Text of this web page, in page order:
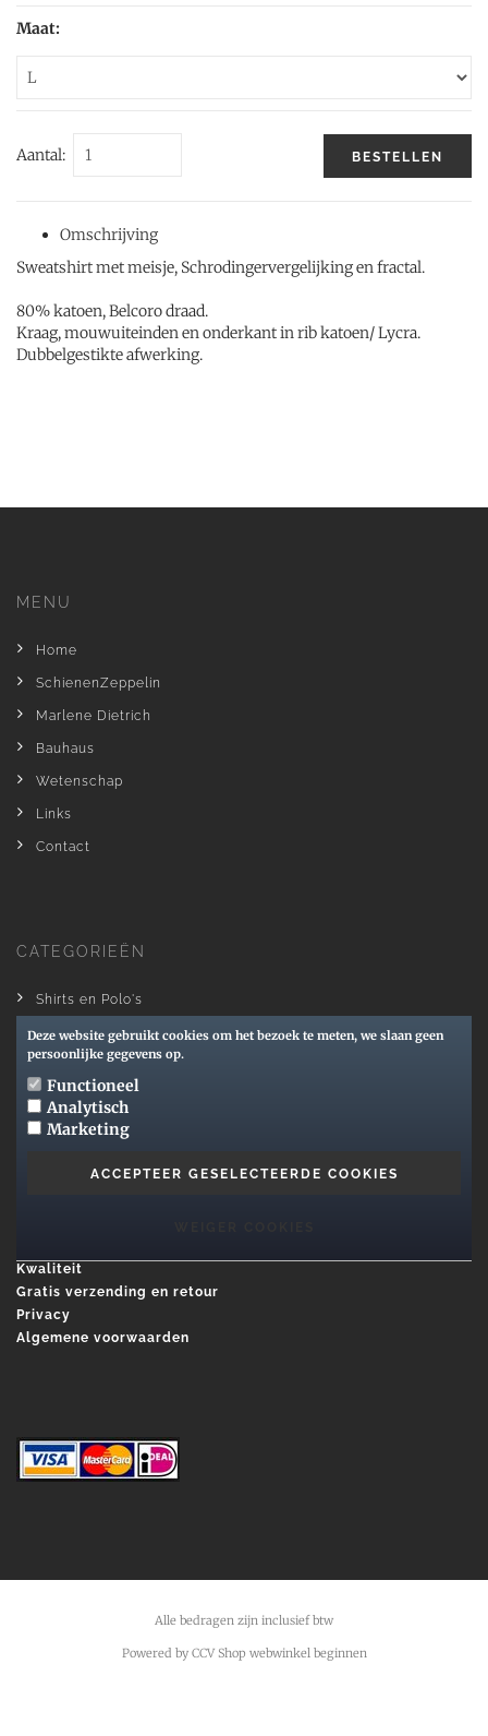
Maat:
Aantal: BESTELLEN
Omschrijving
Sweatshirt met meisje, Schrodingervergelijking en fractal.
80% katoen, Belcoro draad.
Kraag, mouwuiteinden en onderkant in rib katoen/ Lycra.
Dubbelgestikte afwerking.
MENU
Home
SchienenZeppelin
Marlene Dietrich
Bauhaus
Wetenschap
Links
Contact
CATEGORIEËN
Shirts en Polo's
Sweaters and Hoodies
Accessoires
Sale
Kwaliteit
Gratis verzending en retour
Privacy
Algemene voorwaarden
Alle bedragen zijn inclusief btw
Powered by CCV Shop webwinkel beginnen
Deze website gebruikt cookies om het bezoek te meten, we slaan geen
persoonlijke gegevens op.
Functioneel
Analytisch
Marketing
ACCEPTEER GESELECTEERDE COOKIES